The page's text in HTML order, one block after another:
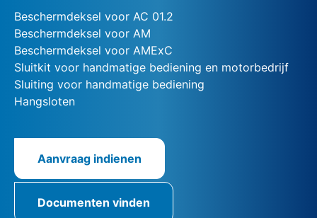
Beschermdeksel voor AC 01.2
Beschermdeksel voor AM
Beschermdeksel voor AMExC
Sluitkit voor handmatige bediening en motorbedrijf
Sluiting voor handmatige bediening
Hangsloten
Aanvraag indienen
Documenten vinden